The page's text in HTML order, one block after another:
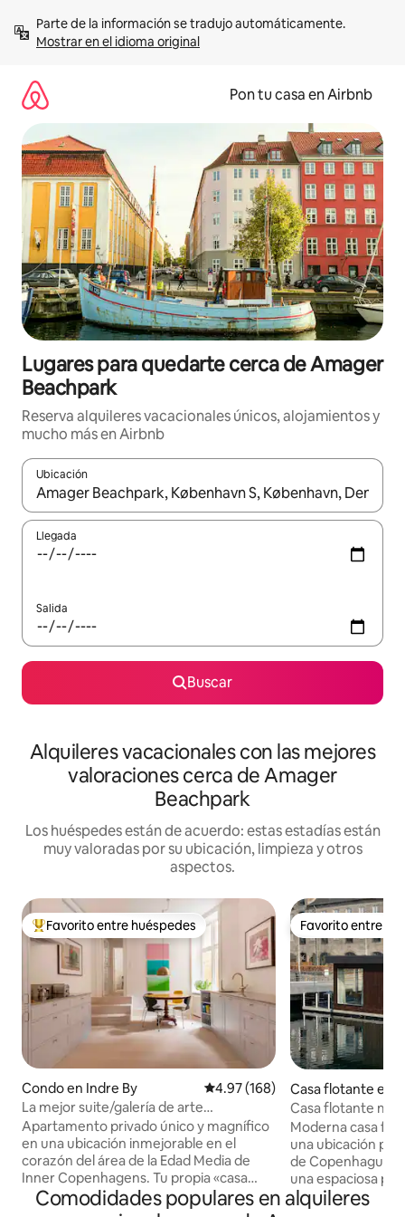
contenidoMostrar en el idioma original
Pon tu casa en Airbnb
Lugares para quedarte cerca de Amager
Beachpark
Reserva alquileres vacacionales únicos, alojamientos y
mucho más en Airbnb
Ubicación
Cuando los resultados estén disponibles, navega con las
Llegada
Salida
Buscar
Alquileres vacacionales con las mejores
valoraciones cerca de Amager
Beachpark
Los huéspedes están de acuerdo: estas estadías están
muy valoradas por su ubicación, limpieza y otros
aspectos.
Favorito entre huéspedes preferido
Favorito entre huéspedes
Condo en Indre By Calificación promedio: 4.97 de
4.97 (168)
La mejor suite/galería de arte
céntrica/privada de lujo
Apartamento privado único y magnífico
en una ubicación inmejorable en el
corazón del área de la Edad Media de
Inner Copenhagens. Tu propia «casa
adosada» con entrada privada desde una
calle lateral tranquila. Un lujo de alta
Favorito entre
Favorito entre
Casa flotante en
avn
Casa flotante
Zona céntrica
Moderna casa
una ubicación
de Copenhague. Grandes ventanales y
una espaciosa
directamente al
luminoso y tranquilo. La casa
Comodidades populares en alquileres